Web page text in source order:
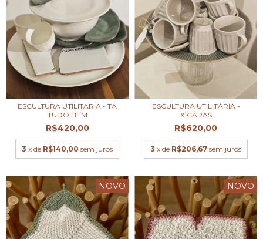
ESCULTURA UTILITÁRIA - TÁ
TUDO BEM
R$420,00
3 x de R$140,00 sem juros
ESCULTURA UTILITÁRIA -
XÍCARAS
R$620,00
3 x de R$206,67 sem juros
NOVO NOVO